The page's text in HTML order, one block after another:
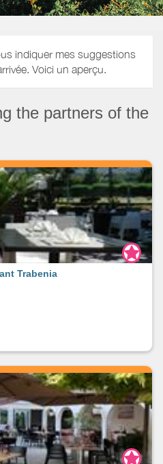
indiquer mes suggestions
Voici un aperçu.
the partners of the
Trabenia